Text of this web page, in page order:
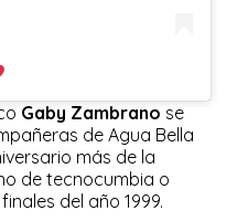
Gaby Zambrano se
de Agua Bella
más de la
de tecnocumbia o
del año 1999.